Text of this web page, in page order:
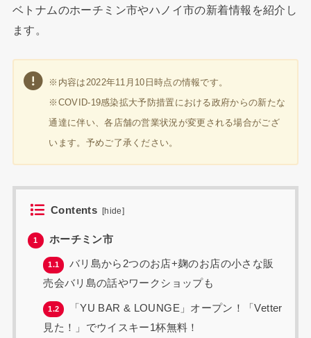
ベトナムのホーチミン市やハノイ市の新着情報を紹介し
ます。
※内容は2022年11月10日時点の情報です。
※COVID-19感染拡大予防措置における政府からの新たな
通達に伴い、各店舗の営業状況が変更される場合がござ
います。予めご了承ください。
Contents [hide]
1 ホーチミン市
1.1
バリ島から2つのお店+麹のお店の小さな販
売会バリ島の話やワークショップも
1.2
「YU BAR & LOUNGE」オープン！「Vetter
見た！」でウイスキー1杯無料！